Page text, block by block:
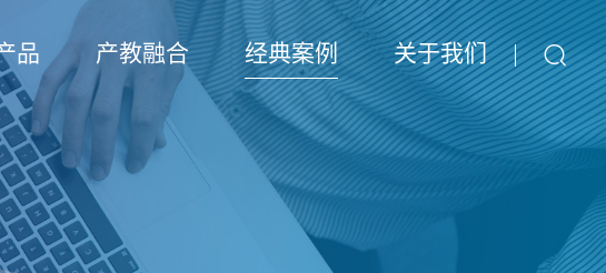
品 产教融合 经典案例 关于我们